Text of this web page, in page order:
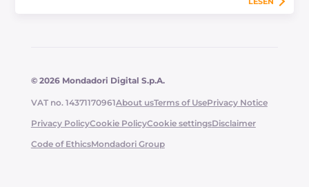
© 2026 Mondadori Digital S.p.A.
VAT no. 14371170961About usTerms of UsePrivacy Notice
Privacy PolicyCookie PolicyCookie settingsDisclaimer
Code of EthicsMondadori Group